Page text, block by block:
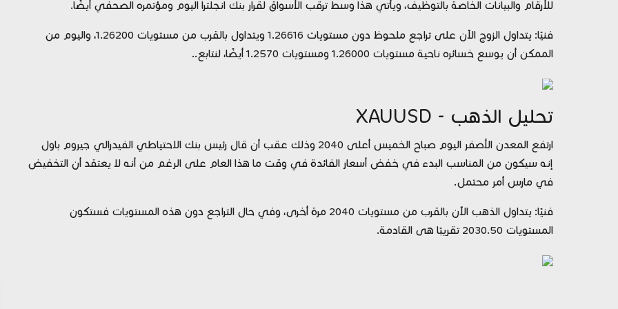
للأرقام والبيانات الخاصة بالتوظيف، ويأتي هذا وسط ترقب الأسواق لقرار بنك انجلترا اليوم ومؤتمره الصحفي أيضًا.
فنيًا: يتداول الزوج الآن على تراجع ملحوظ دون مستويات 1.26616 ويتداول بالقرب من مستويات 1.26200، واليوم من
الممكن أن يوسع خسائره ناحية مستويات 1.26000 ومستويات 1.2570 أيضًا، لنتابع..
تحليل الذهب - XAUUSD
ارتفع المعدن الأصفر اليوم صباح الخميس أعلى 2040 وذلك عقب أن قال رئيس بنك الاحتياطي الفيدرالي جيروم باول
إنه سيكون من المناسب البدء في خفض أسعار الفائدة في وقت ما هذا العام على الرغم من أنه لا يعتقد أن التخفيض
في مارس أمر محتمل.
فنيًا: يتداول الذهب الآن بالقرب من مستويات 2040 مرة أخرى، وفي حال التراجع دون هذه المستويات فستكون
المستويات 2030.50 تقريبًا هى القادمة.